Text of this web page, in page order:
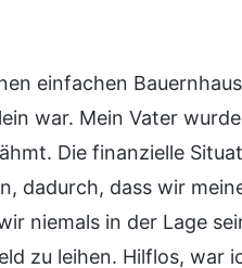
einfachen
war. Mein Vater
Die finanzielle
dadurch, dass wir
niemals in der Lage
zu leihen. Hilflos, war